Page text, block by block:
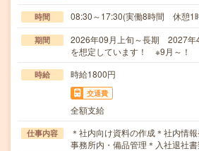
時間 08:30～17:30(実働8時間 休憩1
期間
2026年09月上旬～長期 2027年
を想定しています！ ※9月～！
時給 時給1800円
交通費
全額支給
仕事内容
＊社内向け資料の作成＊社内情
事務所内・備品管理＊入社退社